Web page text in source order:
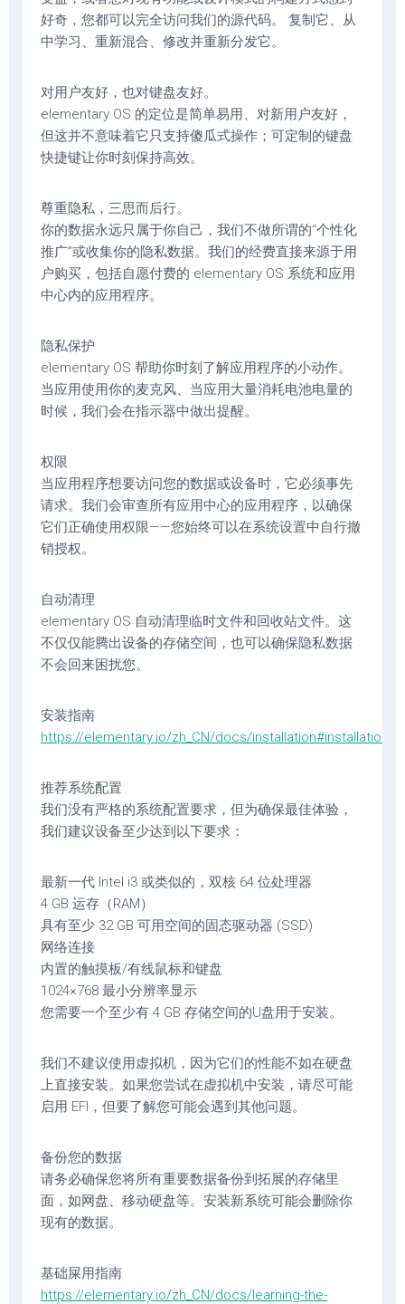
好奇，您都可以完全访问我们的源代码。 复制它、从
中学习、重新混合、修改并重新分发它。
对用户友好，也对键盘友好。
elementary OS 的定位是简单易用、对新用户友好，
但这并不意味着它只支持傻瓜式操作；可定制的键盘
快捷键让你时刻保持高效。
尊重隐私，三思而后行。
你的数据永远只属于你自己，我们不做所谓的“个性化
推广”或收集你的隐私数据。我们的经费直接来源于用
户购买，包括自愿付费的 elementary OS 系统和应用
中心内的应用程序。
隐私保护
elementary OS 帮助你时刻了解应用程序的小动作。
当应用使用你的麦克风、当应用大量消耗电池电量的
时候，我们会在指示器中做出提醒。
权限
当应用程序想要访问您的数据或设备时，它必须事先
请求。我们会审查所有应用中心的应用程序，以确保
它们正确使用权限——您始终可以在系统设置中自行撤
销授权。
自动清理
elementary OS 自动清理临时文件和回收站文件。这
不仅仅能腾出设备的存储空间，也可以确保隐私数据
不会回来困扰您。
安装指南
https://elementary.io/zh_CN/docs/installation#installation
推荐系统配置
我们没有严格的系统配置要求，但为确保最佳体验，
我们建议设备至少达到以下要求：
最新一代 Intel i3 或类似的，双核 64 位处理器
4 GB 运存（RAM）
具有至少 32 GB 可用空间的固态驱动器 (SSD)
网络连接
内置的触摸板/有线鼠标和键盘
1024×768 最小分辨率显示
您需要一个至少有 4 GB 存储空间的U盘用于安装。
我们不建议使用虚拟机，因为它们的性能不如在硬盘
上直接安装。如果您尝试在虚拟机中安装，请尽可能
启用 EFI，但要了解您可能会遇到其他问题。
备份您的数据
请务必确保您将所有重要数据备份到拓展的存储里
面，如网盘、移动硬盘等。安装新系统可能会删除你
现有的数据。
基础屎用指南
https://elementary.io/zh_CN/docs/learning-the-